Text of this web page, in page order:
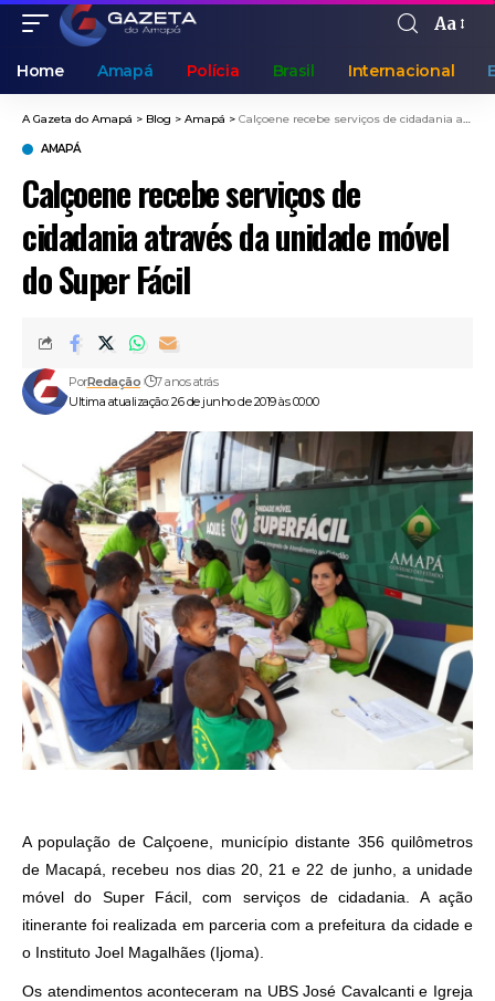
Aa
Home Amapá Polícia Brasil Internacional
A Gazeta do Amapá > Blog > Amapá > Calçoene recebe serviços de cidadania através da unidade móvel do Super Fácil
AMAPÁ
Calçoene recebe serviços de
cidadania através da unidade móvel
do Super Fácil
Ultima atualização: 26 de junho de 2019 às 00:00
PorRedação 7 anos atrás
A população de Calçoene, município distante 356 quilômetros
de Macapá, recebeu nos dias 20, 21 e 22 de junho, a unidade
móvel do Super Fácil, com serviços de cidadania. A ação
itinerante foi realizada em parceria com a prefeitura da cidade e
o Instituto Joel Magalhães (Ijoma).
Os atendimentos aconteceram na UBS José Cavalcanti e Igreja